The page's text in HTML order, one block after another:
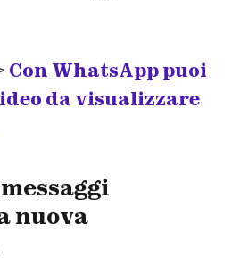
Con WhatsApp puoi
da visualizzare
nuova